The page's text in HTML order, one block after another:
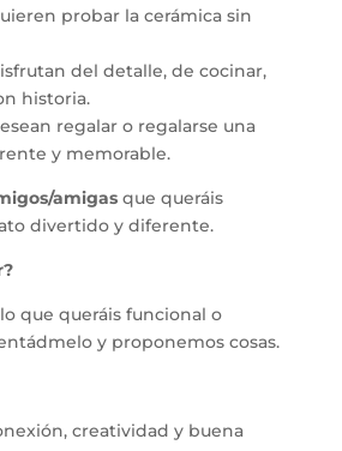
probar la cerámica sin
del detalle, de cocinar,
historia.
regalar o regalarse una
y memorable.
amigasque queráis
divertido y diferente.
que queráis funcional o
y proponemos cosas.
creatividad y buena